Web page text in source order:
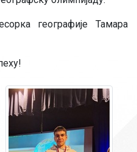
географије Тамара